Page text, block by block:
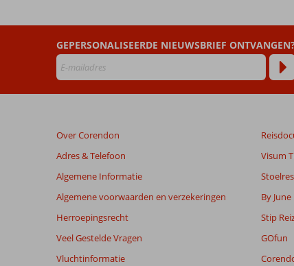
&
Beoordelingen
zijn
dan
48
maanden
niet
meer
weergegeven
om
de
GEPERSONALISEERDE NIEUWSBRIEF
Over Corendon
Adres & Telefoon
Algemene Informatie
Algemene voorwaarden en verzekeringen
Herroepingsrecht
Veel Gestelde Vragen
Vluchtinformatie
Visum
By June
Stip
GOfun